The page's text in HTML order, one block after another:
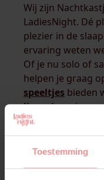
Toestemming
Wij zijn
LadiesNight. Dé
plezier in de
ervaring weten
Of je nu solo of
helpen je graag
speeltjes bieden
lingerieen is er
drogisterij
Nachtkastje?